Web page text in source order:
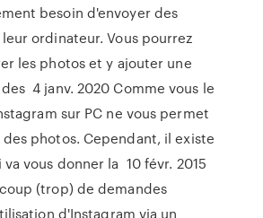
besoin d'envoyer des
ordinateur. Vous pourrez
les photos et y ajouter une
4 janv. 2020 Comme vous le
sur PC ne vous permet
photos. Cependant, il existe
vous donner la 10 févr. 2015
(trop) de demandes
d'Instagram via un